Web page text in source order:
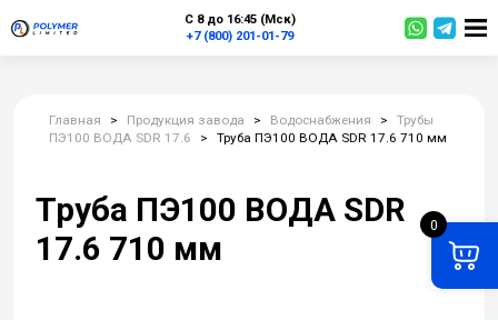
С 8 до 16:45 (Мск)
+7 (800) 201-01-79
0
Главная > Продукция завода > Водоснабжения >
Трубы
ПЭ100 ВОДА SDR 17.6
> Труба ПЭ100 ВОДА SDR 17.6 710 мм
Труба ПЭ100 ВОДА SDR
17.6 710 мм